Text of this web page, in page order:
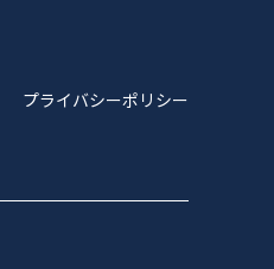
プライバシーポリシー